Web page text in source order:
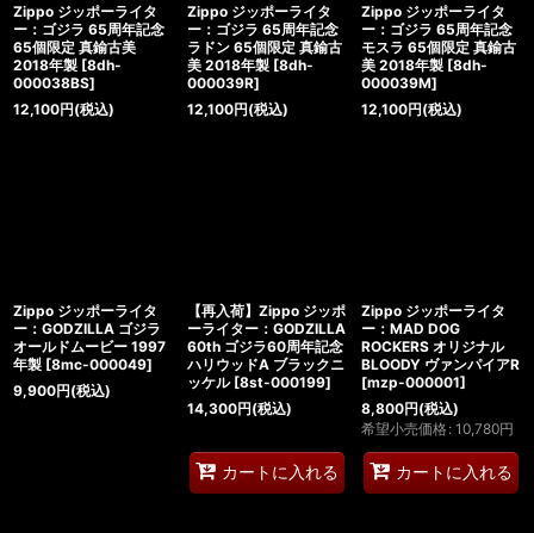
Zippo ジッポーライタ
ー：ゴジラ 65周年記念
65個限定 真鍮古美
2018年製 [8dh-
000038BS]
12,100円(税込)
Zippo ジッポーライタ
ー：ゴジラ 65周年記念
ラドン 65個限定 真鍮古
美 2018年製 [8dh-
000039R]
12,100円(税込)
Zippo ジッポーライタ
ー：ゴジラ 65周年記念
モスラ 65個限定 真鍮古
美 2018年製 [8dh-
000039M]
12,100円(税込)
Zippo ジッポーライタ
ー：GODZILLA ゴジラ
オールドムービー 1997
年製 [8mc-000049]
9,900円(税込)
【再入荷】Zippo ジッポ
ーライター：GODZILLA
60th ゴジラ60周年記念
ハリウッドA ブラックニ
ッケル [8st-000199]
14,300円(税込)
カートに入れる
Zippo ジッポーライタ
ー：MAD DOG
ROCKERS オリジナル
BLOODY ヴァンパイアR
[mzp-000001]
8,800円(税込)
希望小売価格 : 10,780円
カートに入れる